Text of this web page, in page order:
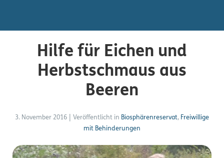
Hilfe für Eichen und
Herbstschmaus aus
Beeren
3. November 2016 Veröffentlicht in Biosphärenreservat, Freiwillige
mit Behinderungen